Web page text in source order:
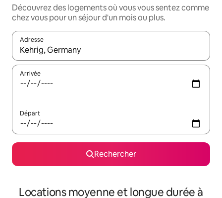
Découvrez des logements où vous vous sentez comme
chez vous pour un séjour d'un mois ou plus.
Adresse
Lorsque les résultats s'affichent, utilisez les flèches vers le
Arrivée
Départ
Rechercher
Locations moyenne et longue durée à